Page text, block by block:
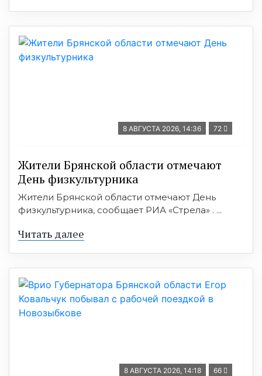
8 АВГУСТА 2026, 14:36 72
Жители Брянской области отмечают
День физкультурника
Жители Брянской области отмечают День
физкультурника, сообщает РИА «Стрела» . ...
Читать далее
8 АВГУСТА 2026, 14:18 66